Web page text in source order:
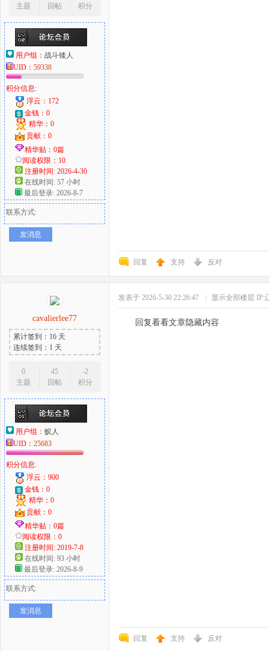
主题
回帖
积分
用户组： 战斗矮人
UID： 59338
积分信息:
浮云：172
金钱：0
精华：0
贡献：0
精华贴：0篇
阅读权限：10
注册时间: 2026-4-30
在线时间: 57 小时
最后登录: 2026-8-7
联系方式:
发消息
回复 支持 反对
cavalierlee77
累计签到：16 天
连续签到：1 天
0
主题
45
回帖
-2
积分
用户组： 蚁人
UID： 25683
积分信息:
浮云：900
金钱：0
精华：0
贡献：0
精华贴：0篇
阅读权限：0
注册时间: 2019-7-8
在线时间: 93 小时
最后登录: 2026-8-9
联系方式:
发消息
发表于 2026-5-30 22:26:47 显示全部楼层 IP:
回复看看文章隐藏内容
回复 支持 反对